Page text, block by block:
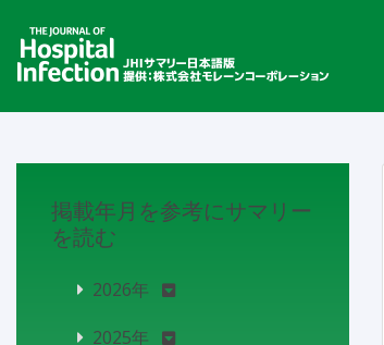
掲載年月を参考にサマリー
を読む
2026年
2025年